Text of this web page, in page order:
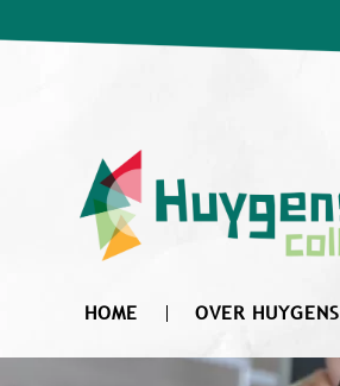
Zoek
HOME OVER HUYGENS